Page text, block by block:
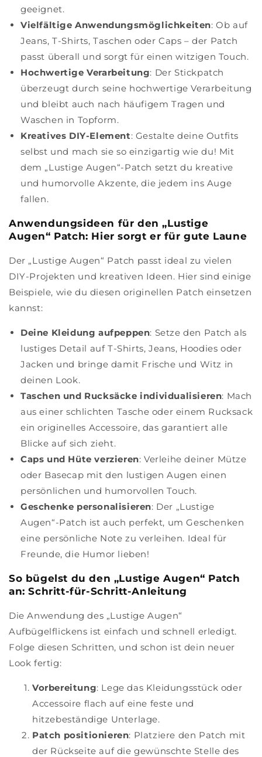
geeignet.
Vielfältige Anwendungsmöglichkeiten: Ob auf
Jeans, T-Shirts, Taschen oder Caps – der Patch
passt überall und sorgt für einen witzigen Touch.
Hochwertige Verarbeitung: Der Stickpatch
überzeugt durch seine hochwertige Verarbeitung
und bleibt auch nach häufigem Tragen und
Waschen in Topform.
Kreatives DIY-Element: Gestalte deine Outfits
selbst und mach sie so einzigartig wie du! Mit
dem „Lustige Augen“-Patch setzt du kreative
und humorvolle Akzente, die jedem ins Auge
fallen.
Anwendungsideen für den „Lustige
Augen“ Patch: Hier sorgt er für gute Laune
Der „Lustige Augen“ Patch passt ideal zu vielen
DIY-Projekten und kreativen Ideen. Hier sind einige
Beispiele, wie du diesen originellen Patch einsetzen
kannst:
Deine Kleidung aufpeppen: Setze den Patch als
lustiges Detail auf T-Shirts, Jeans, Hoodies oder
Jacken und bringe damit Frische und Witz in
deinen Look.
Taschen und Rucksäcke individualisieren: Mach
aus einer schlichten Tasche oder einem Rucksack
ein originelles Accessoire, das garantiert alle
Blicke auf sich zieht.
Caps und Hüte verzieren: Verleihe deiner Mütze
oder Basecap mit den lustigen Augen einen
persönlichen und humorvollen Touch.
Geschenke personalisieren: Der „Lustige
Augen“-Patch ist auch perfekt, um Geschenken
eine persönliche Note zu verleihen. Ideal für
Freunde, die Humor lieben!
So bügelst du den „Lustige Augen“ Patch
an: Schritt-für-Schritt-Anleitung
Die Anwendung des „Lustige Augen“
Aufbügelflickens ist einfach und schnell erledigt.
Folge diesen Schritten, und schon ist dein neuer
Look fertig:
Vorbereitung: Lege das Kleidungsstück oder
Accessoire flach auf eine feste und
hitzebeständige Unterlage.
Patch positionieren: Platziere den Patch mit
der Rückseite auf die gewünschte Stelle des